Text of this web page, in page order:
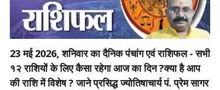
23 मई 2026, शनिवार का दैनिक पंचांग एवं राशिफल - सभी
१२ राशियों के लिए कैसा रहेगा आज का दिन ?क्या है आप
की राशि में विशेष ? जाने प्रसिद्ध ज्योतिषाचार्य पं. प्रेम सागर